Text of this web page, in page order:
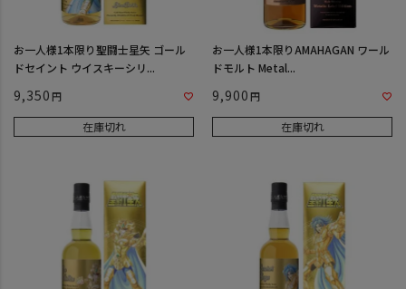
お一人様1本限り聖闘士星矢 ゴール
ドセイント ウイスキーシリ...
9,350
在庫切れ
お一人様1本限りAMAHAGAN ワール
ドモルト Metal...
9,900
在庫切れ